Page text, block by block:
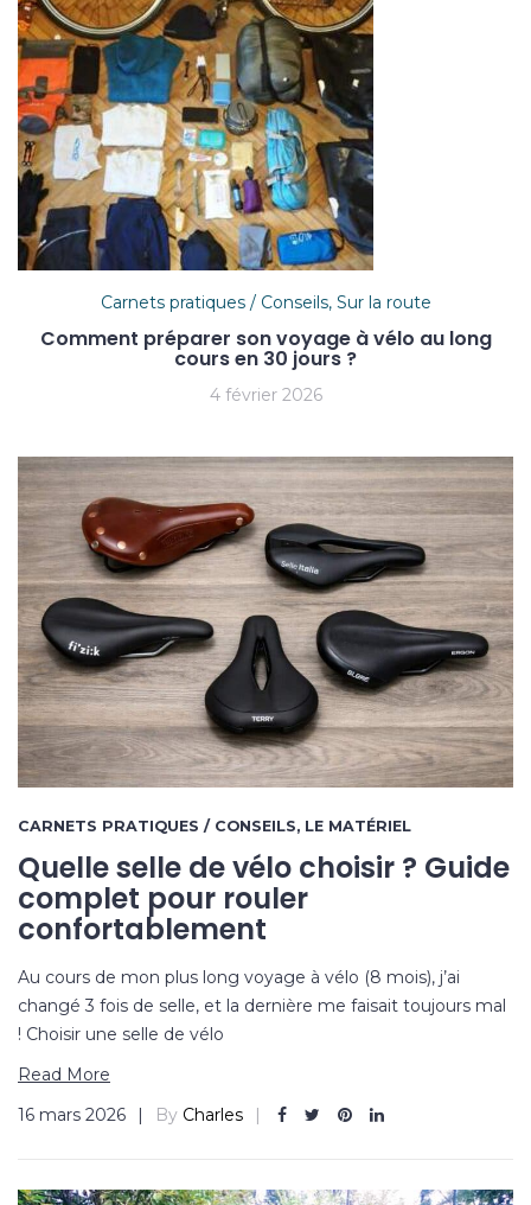
Carnets pratiques / Conseils, Sur la route
Comment préparer son voyage à vélo au long
cours en 30 jours ?
4 février 2026
CARNETS PRATIQUES / CONSEILS, LE MATÉRIEL
Quelle selle de vélo choisir ? Guide
complet pour rouler
confortablement
Au cours de mon plus long voyage à vélo (8 mois), j’ai
changé 3 fois de selle, et la dernière me faisait toujours mal
! Choisir une selle de vélo
Read More
16 mars 2026
By Charles